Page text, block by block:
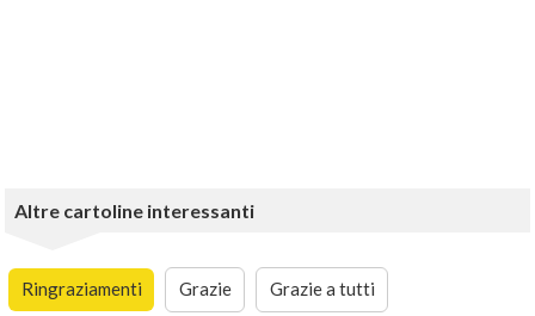
Altre cartoline interessanti
Ringraziamenti Grazie Grazie a tutti